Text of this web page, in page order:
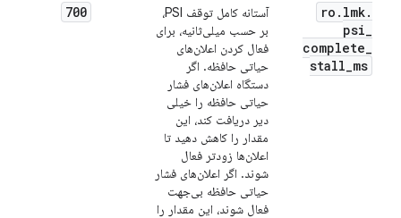
ro . lmk.
psi_
complete_
stall_ms
آستانه کامل توقف PSI،
بر حسب میلی‌ثانیه، برای
فعال کردن اعلان‌های
حیاتی حافظه. اگر
دستگاه اعلان‌های فشار
حیاتی حافظه را خیلی
دیر دریافت کند، این
مقدار را کاهش دهید تا
اعلان‌ها زودتر فعال
شوند. اگر اعلان‌های فشار
حیاتی حافظه بی‌جهت
فعال شوند، این مقدار را
700